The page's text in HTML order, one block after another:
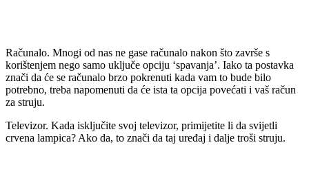
Računalo. Mnogi od nas ne gase računalo nakon što završe s
korištenjem nego samo uključe opciju ‘spavanja’. Iako ta postavka
znači da će se računalo brzo pokrenuti kada vam to bude bilo
potrebno, treba napomenuti da će ista ta opcija povećati i vaš račun
za struju.
Televizor. Kada isključite svoj televizor, primijetite li da svijetli
crvena lampica? Ako da, to znači da taj uređaj i dalje troši struju.